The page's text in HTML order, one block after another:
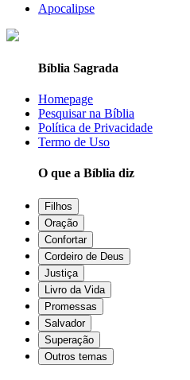
Apocalipse
Bíblia Sagrada
Homepage
Pesquisar na Bíblia
Política de Privacidade
Termo de Uso
O que a Bíblia diz
Filhos
Oração
Confortar
Cordeiro de Deus
Justiça
Livro da Vida
Promessas
Salvador
Superação
Outros temas